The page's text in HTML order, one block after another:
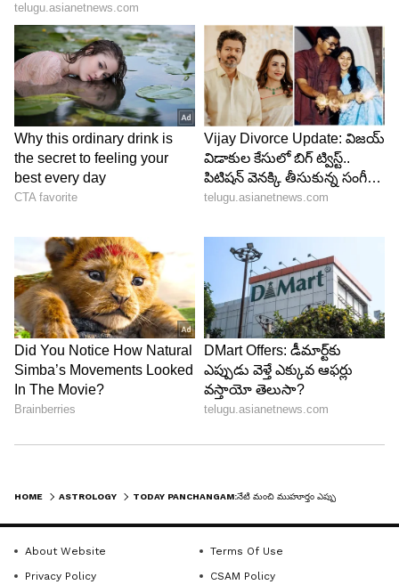
HOME ASTROLOGY
About Website
Terms Of Use
Privacy Policy
CSAM Policy